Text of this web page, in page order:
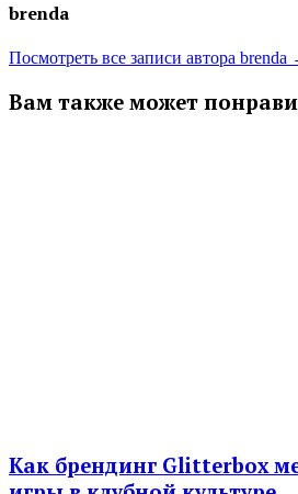
brenda
Посмотреть все записи автора brenda
Вам также может
Как брендинг Glitterbox